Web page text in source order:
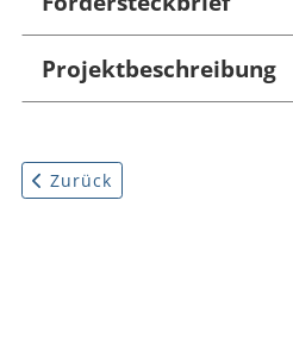
Projektbeschreibung
Vorheriger Beitrag:
Zurück